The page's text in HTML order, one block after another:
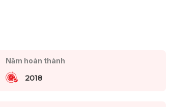
Năm hoàn thành
2018